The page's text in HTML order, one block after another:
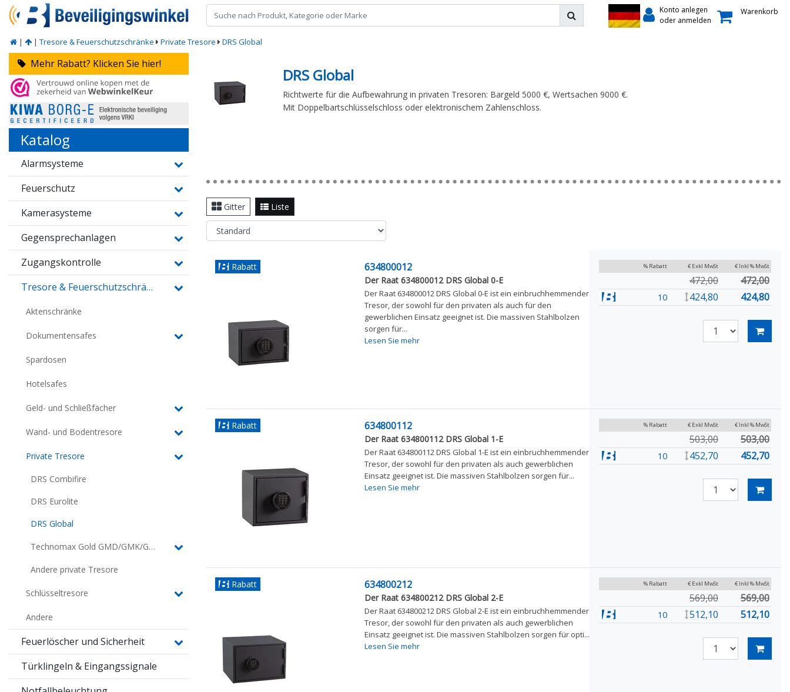
Konto anlegen
oder anmelden
Warenkorb
| | Tresore & Feuerschutzschränke Private Tresore DRS Global
Mehr Rabatt? Klicken Sie hier!
Katalog
Alarmsysteme
Feuerschutz
Kamerasysteme
Gegensprechanlagen
Zugangskontrolle
Tresore & Feuerschutzschränke
Aktenschränke
Dokumentensafes
Spardosen
Hotelsafes
Geld- und Schließfächer
Wand- und Bodentresore
Private Tresore
DRS Combifire
DRS Eurolite
DRS Global
Technomax Gold GMD/GMK/GMT
Andere private Tresore
Schlüsseltresore
Andere
Feuerlöscher und Sicherheit
Türklingeln & Eingangssignale
DRS Global
Richtwerte für die Aufbewahrung in privaten Tresoren: Bargeld 5000 €, Wertsachen 9000 €.
Mit Doppelbartschlüsselschloss oder elektronischem Zahlenschloss.
Gitter Liste
Rabatt 634800012
Der Raat 634800012 DRS Global 0-E
Der Raat 634800012 DRS Global 0-E ist ein einbruchhemmender
Tresor, der sowohl für den privaten als auch für den
gewerblichen Einsatz geeignet ist. Die massiven Stahlbolzen
sorgen für...
Lesen Sie mehr
% Rabatt € Exkl MwSt € Inkl % MwSt
472,00 472,00
10 424,80 424,80
Rabatt 634800112
Der Raat 634800112 DRS Global 1-E
Der Raat 634800112 DRS Global 1-E ist ein einbruchhemmender
Tresor, der sowohl für den privaten als auch gewerblichen
Einsatz geeignet ist. Die massiven Stahlbolzen sorgen für...
Lesen Sie mehr
% Rabatt € Exkl MwSt € Inkl % MwSt
503,00 503,00
10 452,70 452,70
Rabatt 634800212
Der Raat 634800212 DRS Global 2-E
Der Raat 634800212 DRS Global 2-E ist ein einbruchhemmender
Tresor, der sowohl für den privaten als auch gewerblichen
Einsatz geeignet ist. Die massiven Stahlbolzen sorgen für opti...
Lesen Sie mehr
% Rabatt € Exkl MwSt € Inkl % MwSt
569,00 569,00
10 512,10 512,10